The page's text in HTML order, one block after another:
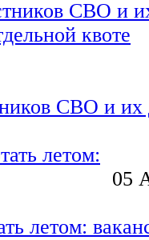
СВО и их
05
летом: